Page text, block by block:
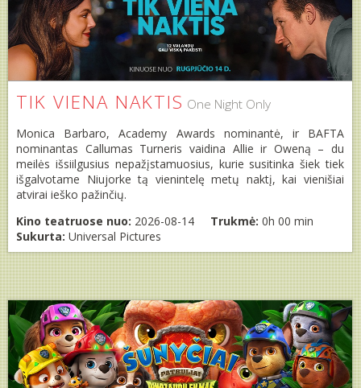
TIK VIENA NAKTIS One Night Only
Monica Barbaro, Academy Awards nominantė, ir BAFTA
nominantas Callumas Turneris vaidina Allie ir Oweną – du
meilės išsiilgusius nepažįstamuosius, kurie susitinka šiek tiek
išgalvotame Niujorke tą vienintelę metų naktį, kai vienišiai
atvirai ieško pažinčių.
Kino teatruose nuo: 2026-08-14 Trukmė: 0h 00 min
Sukurta: Universal Pictures